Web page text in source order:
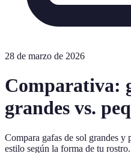
28 de marzo de 2026
Comparativa:
grandes vs.
Compara gafas de sol grandes y
estilo según la forma de tu